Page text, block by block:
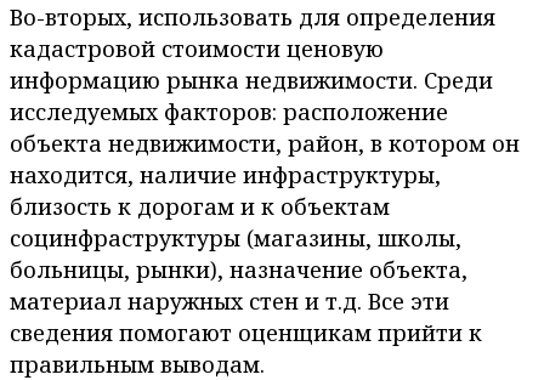
Во-вторых, использовать для определения
кадастровой стоимости ценовую
информацию рынка недвижимости. Среди
исследуемых факторов: расположение
объекта недвижимости, район, в котором он
находится, наличие инфраструктуры,
близость к дорогам и к объектам
социнфраструктуры (магазины, школы,
больницы, рынки), назначение объекта,
материал наружных стен и т.д. Все эти
сведения помогают оценщикам прийти к
правильным выводам.